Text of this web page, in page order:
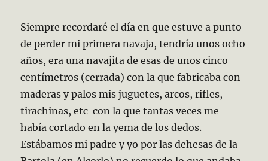
Siempre recordaré el día en que estuve a punto
de perder mi primera navaja, tendría unos ocho
años, era una navajita de esas de unos cinco
centímetros (cerrada) con la que fabricaba con
maderas y palos mis juguetes, arcos, rifles,
tirachinas, etc con la que tantas veces me
había cortado en la yema de los dedos.
Estábamos mi padre y yo por las dehesas de la